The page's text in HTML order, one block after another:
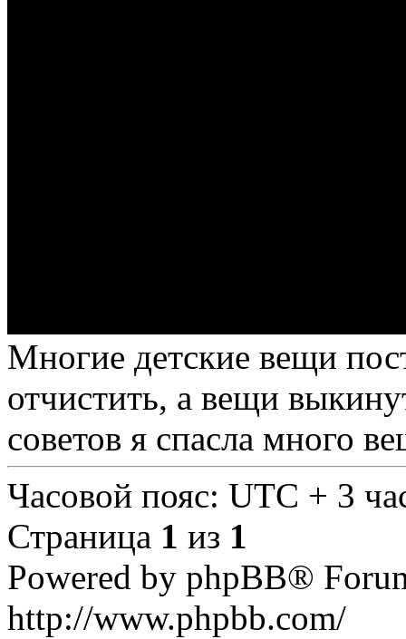
Многие детские вещи
отчистить, а вещи
советов я спасла много
Часовой пояс: UTC + 3
Страница 1 из 1
Powered by phpBB®
http://www.phpbb.com/